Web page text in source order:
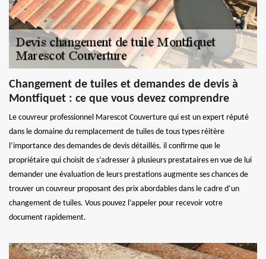
Changement de tuiles et demandes de devis à
Montfiquet : ce que vous devez comprendre
Le couvreur professionnel Marescot Couverture qui est un expert réputé
dans le domaine du remplacement de tuiles de tous types réitère
l’importance des demandes de devis détaillés. il confirme que le
propriétaire qui choisit de s’adresser à plusieurs prestataires en vue de lui
demander une évaluation de leurs prestations augmente ses chances de
trouver un couvreur proposant des prix abordables dans le cadre d’un
changement de tuiles. Vous pouvez l’appeler pour recevoir votre
document rapidement.